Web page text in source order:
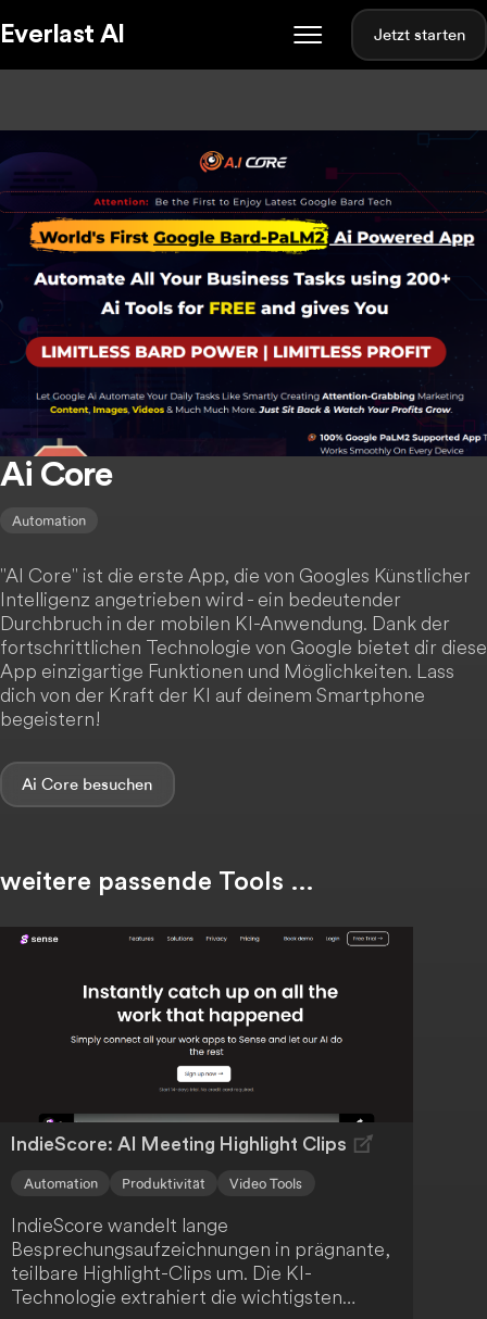
Everlast AI Jetzt starten
Ai Core
Automation
"AI Core" ist die erste App, die von Googles Künstlicher
Intelligenz angetrieben wird - ein bedeutender
Durchbruch in der mobilen KI-Anwendung. Dank der
fortschrittlichen Technologie von Google bietet dir diese
App einzigartige Funktionen und Möglichkeiten. Lass
dich von der Kraft der KI auf deinem Smartphone
begeistern!
Ai Core
weitere passende Tools …
IndieScore: AI Meeting Highlight Clips
Automation Produktivität Video Tools
IndieScore wandelt lange
Besprechungsaufzeichnungen in prägnante,
teilbare Highlight-Clips um. Die KI-
Technologie extrahiert die wichtigsten